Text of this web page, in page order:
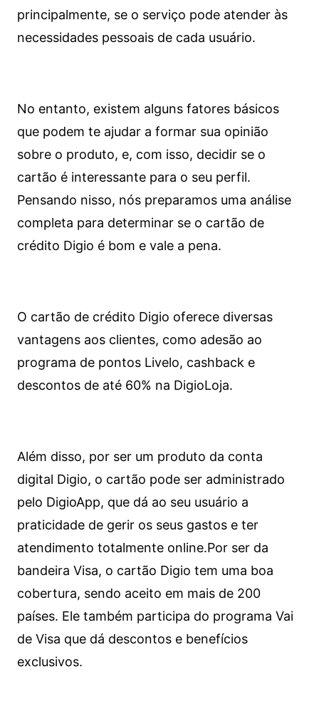
principalmente, se o serviço pode atender às
necessidades pessoais de cada usuário.
No entanto, existem alguns fatores básicos
que podem te ajudar a formar sua opinião
sobre o produto, e, com isso, decidir se o
cartão é interessante para o seu perfil.
Pensando nisso, nós preparamos uma análise
completa para determinar se o cartão de
crédito Digio é bom e vale a pena.
O cartão de crédito Digio oferece diversas
vantagens aos clientes, como adesão ao
programa de pontos Livelo, cashback e
descontos de até 60% na DigioLoja.
Além disso, por ser um produto da conta
digital Digio, o cartão pode ser administrado
pelo DigioApp, que dá ao seu usuário a
praticidade de gerir os seus gastos e ter
atendimento totalmente online.Por ser da
bandeira Visa, o cartão Digio tem uma boa
cobertura, sendo aceito em mais de 200
países. Ele também participa do programa Vai
de Visa que dá descontos e benefícios
exclusivos.